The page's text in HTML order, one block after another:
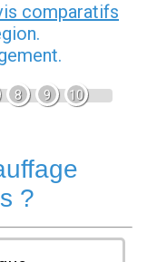
comparatifs
8 9 10
?